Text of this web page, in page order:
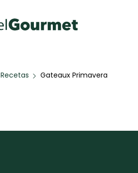
Chocolate
Recetas Gateaux Primavera